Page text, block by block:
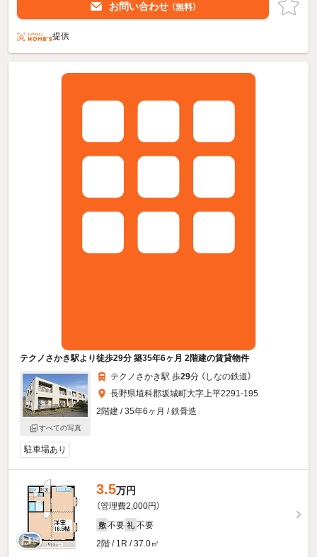
お問い合わせ （無料）
提供
テクノさかき駅より徒歩29分 築35年6ヶ月 2階建の賃貸物件
すべての写真
テクノさかき駅 歩29分 （しなの鉄道）
長野県埴科郡坂城町大字上平2291-195
2階建 / 35年6ヶ月 / 鉄骨造
駐車場あり
3.5万円
（管理費2,000円）
敷 不要 礼 不要
2階 / 1R / 37.0㎡